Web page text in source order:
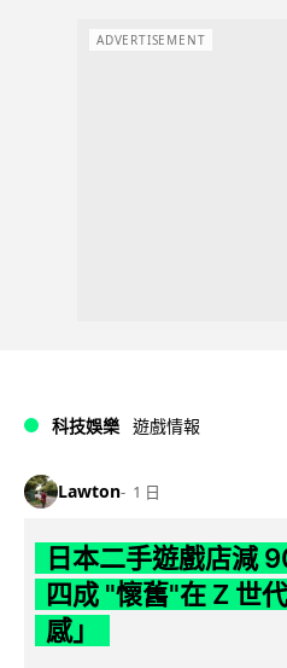
ADVERTISEMENT
科技娛樂 遊戲情報
Lawton 1 日
日本二手遊戲店減
四成 "懷舊"在 Z 世
感」